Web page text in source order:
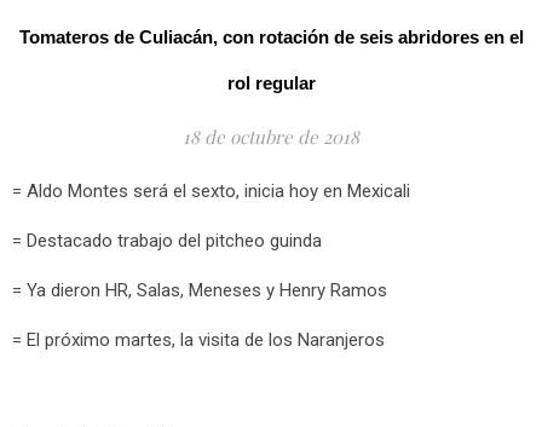
Tomateros de Culiacán, con rotación de seis abridores en el
rol regular
18 de octubre de 2018
= Aldo Montes será el sexto, inicia hoy en Mexicali
= Destacado trabajo del pitcheo guinda
= Ya dieron HR, Salas, Meneses y Henry Ramos
= El próximo martes, la visita de los Naranjeros